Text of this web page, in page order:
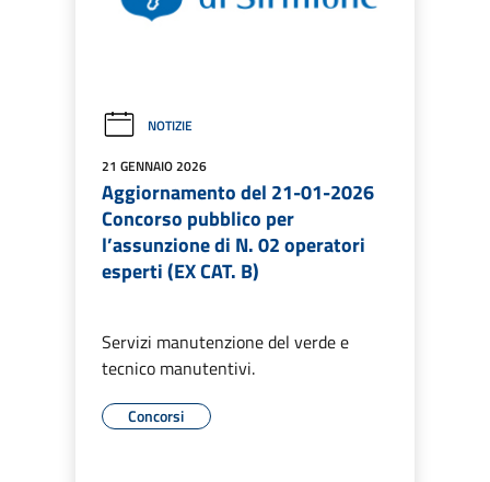
NOTIZIE
21 GENNAIO 2026
Aggiornamento del 21-01-2026
Concorso pubblico per
l’assunzione di N. 02 operatori
esperti (EX CAT. B)
Servizi manutenzione del verde e
tecnico manutentivi.
Concorsi